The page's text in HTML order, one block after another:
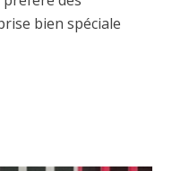
bien spéciale